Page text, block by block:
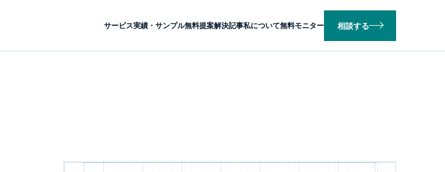
サービス実績・サンプル無料提案解決記事私について無料モニター 相談する